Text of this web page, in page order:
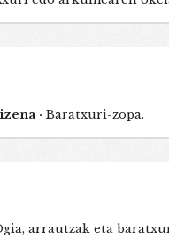
izena · Baratxuri-zopa.
arrautzak eta